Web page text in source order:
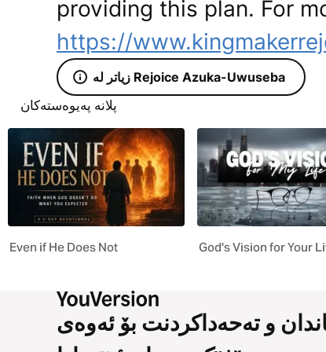
providing this plan. For
https://
زیاتر لە Rejoice Azuka-Uwuseba
پلانە پەیوەستەکان
Even if He Does Not God's Vision for Your
و تەحەداکردنت بۆ ئەوەی